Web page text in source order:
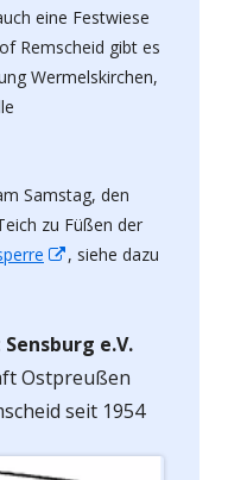
eine Festwiese
Remscheid gibt es
Wermelskirchen,
Samstag, den
zu Füßen der
In
öffnen
, siehe dazu
e.V.
Ostpreußen
seit 1954